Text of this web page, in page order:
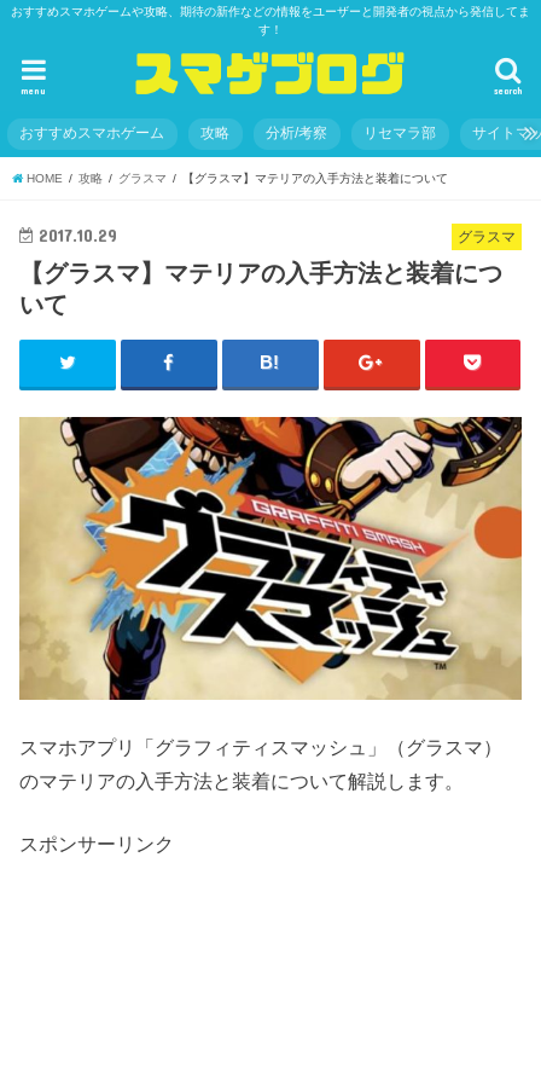
おすすめスマホゲームや攻略、期待の新作などの情報をユーザーと開発者の視点から発信してま
す！
search
menu
おすすめスマホゲーム 攻略 分析/考察 リセマラ部 サイトマ
HOME 攻略 グラスマ 【グラスマ】マテリアの入手方法と装着について
グラスマ
2017.10.29
【グラスマ】マテリアの入手方法と装着につ
いて
スマホアプリ「グラフィティスマッシュ」（グラスマ）
のマテリアの入手方法と装着について解説します。
スポンサーリンク